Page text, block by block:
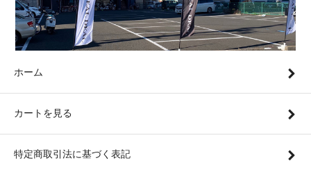
ホーム
カートを見る
特定商取引法に基づく表記